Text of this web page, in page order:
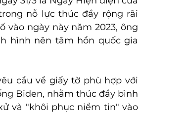
nỗ lực thúc đẩy rộng rãi
vào ngày này năm 2023, ông
hình nên tâm hồn quốc gia
cầu về giấy tờ phù hợp với
Biden, nhằm thúc đẩy bình
và "khôi phục niềm tin" vào